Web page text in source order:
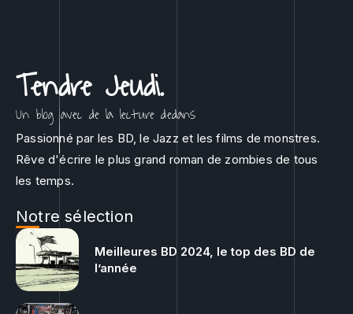
Tendre Jeudi.
Un blog avec de la lecture dedans
Passionné par les BD, le Jazz et les films de monstres.
Rêve d'écrire le plus grand roman de zombies de tous
les temps.
Notre sélection
Meilleures BD 2024, le top des BD de
l’année